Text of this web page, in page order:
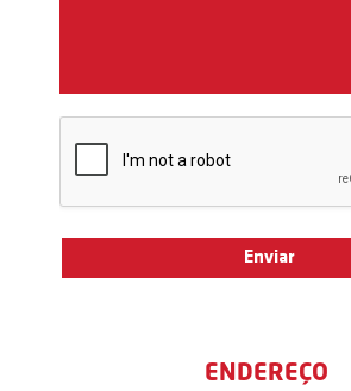
ENDEREÇO